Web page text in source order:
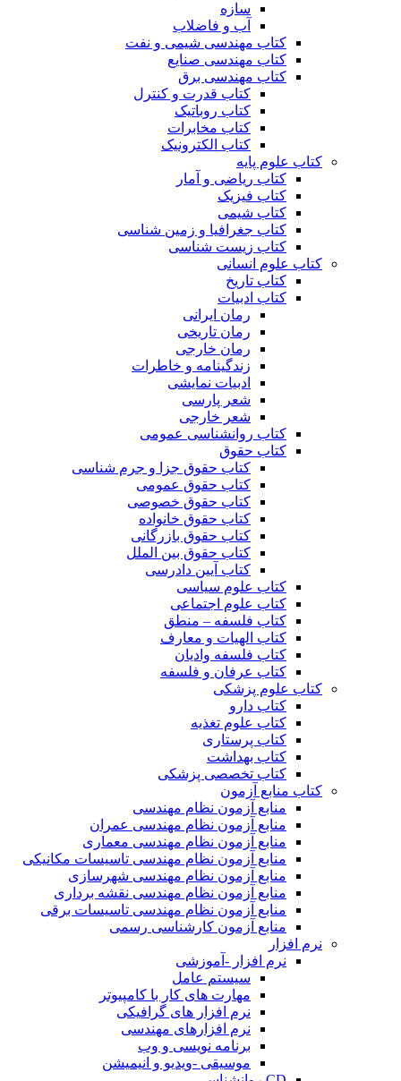
سازه
آب و فاضلاب
کتاب مهندسی شیمی و نفت
کتاب مهندسی صنایع
کتاب مهندسی برق
کتاب قدرت و کنترل
کتاب روباتیک
کتاب مخابرات
کتاب الکترونیک
کتاب علوم پایه
کتاب ریاضی و آمار
کتاب فیزیک
کتاب شیمی
کتاب جغرافیا و زمین شناسی
کتاب زیست شناسی
کتاب علوم انسانی
کتاب تاریخ
کتاب ادبیات
رمان ایرانی
رمان تاریخی
رمان خارجی
زندگینامه و خاطرات
ادبیات نمایشی
شعر پارسی
شعر خارجی
کتاب روانشناسی عمومی
کتاب حقوق
کتاب حقوق جزا و جرم شناسی
کتاب حقوق عمومی
کتاب حقوق خصوصی
کتاب حقوق خانواده
کتاب حقوق بازرگانی
کتاب حقوق بین الملل
کتاب آیین دادرسی
کتاب علوم سیاسی
کتاب علوم اجتماعی
کتاب فلسفه – منطق
کتاب الهیات و معارف
کتاب فلسفه وادیان
کتاب عرفان و فلسفه
کتاب علوم پزشکی
کتاب دارو
کتاب علوم تغذیه
کتاب پرستاری
کتاب بهداشت
کتاب تخصصی پزشکی
کتاب منابع آزمون
منابع آزمون نظام مهندسی
منابع آزمون نظام مهندسی عمران
منابع آزمون نظام مهندسی معماری
منابع آزمون نظام مهندسی تاسیسات مکانیکی
منابع آزمون نظام مهندسی شهرسازی
منابع آزمون نظام مهندسی نقشه برداری
منابع آزمون نظام مهندسی تاسیسات برقی
منابع آزمون کارشناسی رسمی
نرم افزار
نرم افزار -آموزشی
سیستم عامل
مهارت های کار با کامپیوتر
نرم افزار های گرافیکی
نرم افزارهای مهندسی
برنامه نویسی و وب
موسیقی -ویدیو و انیمیشن